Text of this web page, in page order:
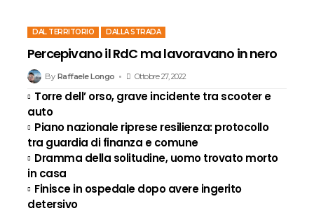
DAL TERRITORIO DALLA STRADA
Percepivano il RdC ma lavoravano in nero
By Raffaele Longo Ottobre 27, 2022
Torre dell’ orso, grave incidente tra scooter e
auto
Piano nazionale riprese resilienza: protocollo
tra guardia di finanza e comune
Dramma della solitudine, uomo trovato morto
in casa
Finisce in ospedale dopo avere ingerito
detersivo